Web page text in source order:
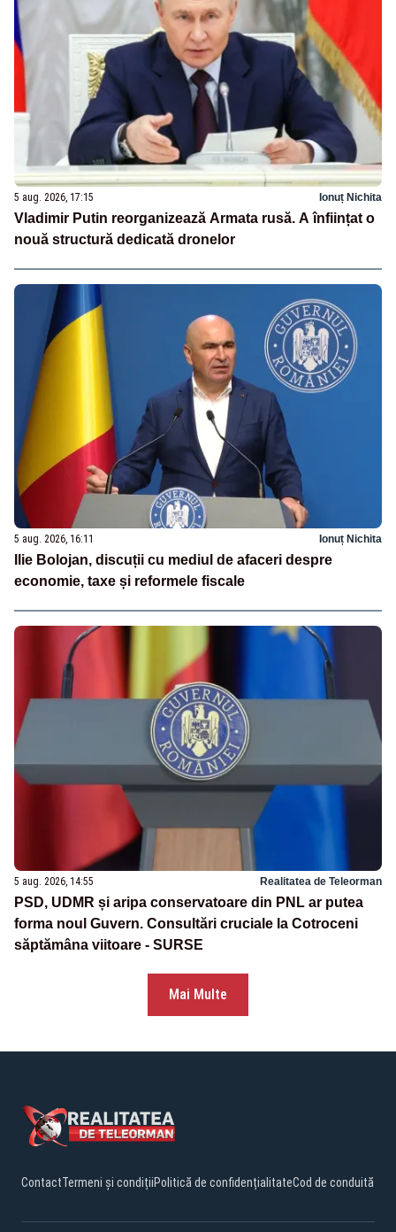
5 aug. 2026, 17:15 Ionuț Nichita
Vladimir Putin reorganizează Armata rusă. A înființat o
nouă structură dedicată dronelor
5 aug. 2026, 16:11 Ionuț Nichita
Ilie Bolojan, discuții cu mediul de afaceri despre
economie, taxe și reformele fiscale
5 aug. 2026, 14:55 Realitatea de Teleorman
PSD, UDMR și aripa conservatoare din PNL ar putea
forma noul Guvern. Consultări cruciale la Cotroceni
săptămâna viitoare - SURSE
Mai Multe
ContactTermeni și condițiiPolitică de confidențialitateCod de conduită